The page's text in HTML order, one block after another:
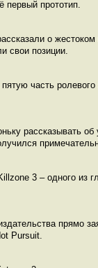
первый прототип.
о жестоком
свои позиции.
часть
рассказывать
3 – одного из
прямо
Pursuit.